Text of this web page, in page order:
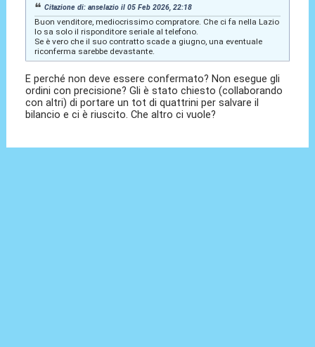
Citazione di: anselazio il 05 Feb 2026, 22:18
Buon venditore, mediocrissimo compratore. Che ci fa nella Lazio
lo sa solo il risponditore seriale al telefono.
Se è vero che il suo contratto scade a giugno, una eventuale
riconferma sarebbe devastante.
E perché non deve essere confermato? Non esegue gli
ordini con precisione? Gli è stato chiesto (collaborando
con altri) di portare un tot di quattrini per salvare il
bilancio e ci è riuscito. Che altro ci vuole?